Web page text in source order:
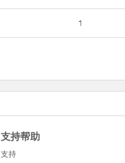
1
支持帮助
支持